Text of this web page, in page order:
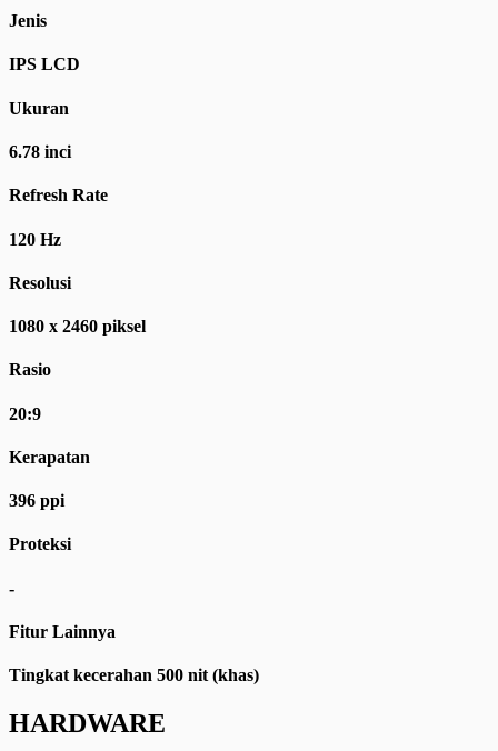
Jenis
IPS LCD
Ukuran
6.78 inci
Refresh Rate
120 Hz
Resolusi
1080 x 2460 piksel
Rasio
20:9
Kerapatan
396 ppi
Proteksi
-
Fitur Lainnya
Tingkat kecerahan 500 nit (khas)
HARDWARE